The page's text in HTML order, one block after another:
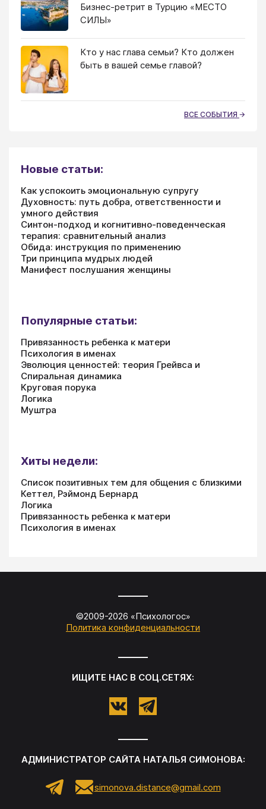
Бизнес-ретрит в Турцию «МЕСТО
СИЛЫ»
Кто у нас глава семьи? Кто должен
быть в вашей семье главой?
ВСЕ СОБЫТИЯ
Новые статьи:
Как успокоить эмоциональную супругу
Духовность: путь добра, ответственности и
умного действия
Синтон-подход и когнитивно-поведенческая
терапия: сравнительный анализ
Обида: инструкция по применению
Три принципа мудрых людей
Манифест послушания женщины
Популярные статьи:
Привязанность ребенка к матери
Психология в именах
Эволюция ценностей: теория Грейвса и
Спиральная динамика
Круговая порука
Логика
Муштра
Хиты недели:
Список позитивных тем для общения с близкими
Кеттел, Рэймонд Бернард
Логика
Привязанность ребенка к матери
Психология в именах
©2009-2026 «Психологос»
Политика конфиденциальности
ИЩИТЕ НАС В СОЦ.СЕТЯХ:
АДМИНИСТРАТОР САЙТА НАТАЛЬЯ СИМОНОВА:
simonova.distance@gmail.com